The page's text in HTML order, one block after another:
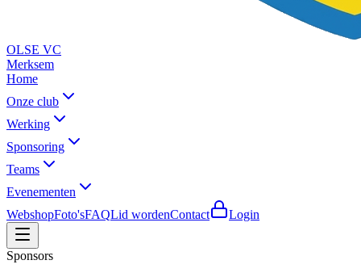
OLSE VC
Merksem
Home
Onze club
Werking
Sponsoring
Teams
Evenementen
WebshopFoto'sFAQLid wordenContact Login
Sponsors